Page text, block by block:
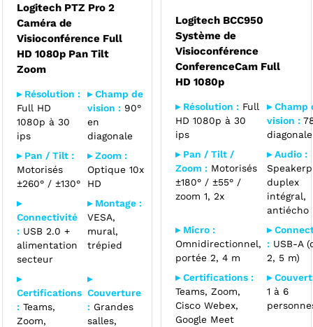
Logitech PTZ Pro 2
Caméra de
Visioconférence Full
HD 1080p Pan Tilt
Zoom
▸ Résolution :
Full HD
1080p à 30
ips
▸ Champ de
vision :90°
en
diagonale
▸ Pan / Tilt :
Motorisés
±260° / ±130°
▸ Zoom :
Optique 10x
HD
▸
Connectivité
:USB 2.0 +
alimentation
secteur
▸ Montage :
VESA,
mural,
trépied
▸
Certifications
:Teams,
Zoom,
▸
Couverture
:Grandes
salles,
Logitech BCC950
Système de
Visioconférence
ConferenceCam Full
HD 1080p
▸ Résolution : Full
HD 1080p à 30
ips
▸ Champ
vision :
diagonale
▸ Pan / Tilt /
Zoom : Motorisés
±180° / ±55° /
zoom 1, 2x
▸ Audio :
duplex
intégral,
antiécho
▸ Micro :
Omnidirectionnel,
portée 2, 4 m
▸
: USB-A
2, 5 m)
▸ Certifications :
Teams, Zoom,
Cisco Webex,
Google Meet
▸
1 à 6